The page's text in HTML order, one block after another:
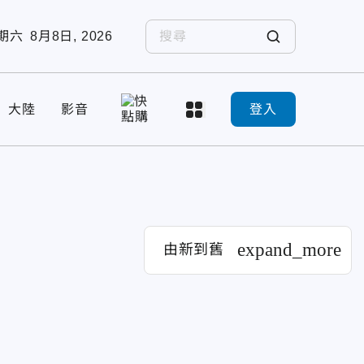
六 8月8日, 2026
大陸 影音 登入
由新到舊 expand_more